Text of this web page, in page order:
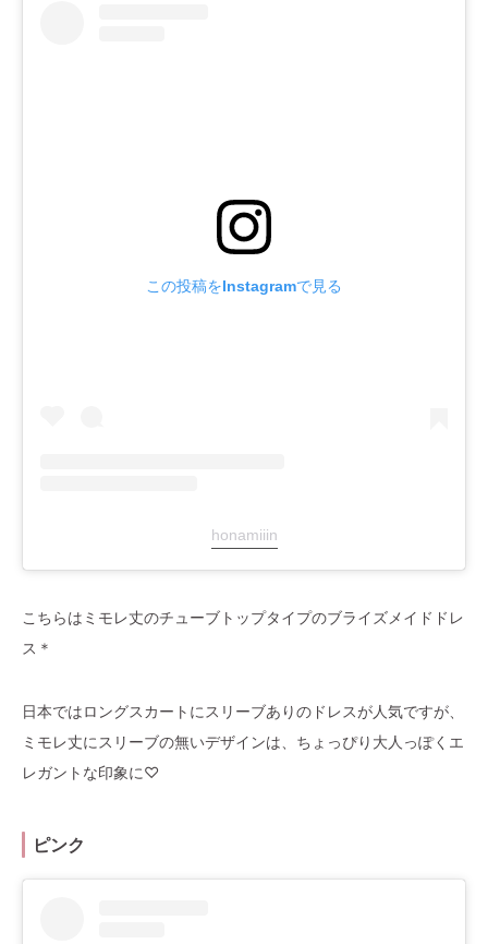
この投稿をInstagramで見る
honamiiin
こちらはミモレ丈のチューブトップタイプのブライズメイドドレ
ス＊
日本ではロングスカートにスリーブありのドレスが人気ですが、
ミモレ丈にスリーブの無いデザインは、ちょっぴり大人っぽくエ
レガントな印象に♡
ピンク